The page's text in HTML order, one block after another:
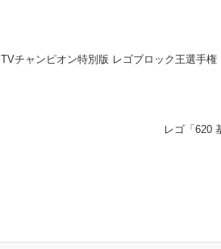
TVチャンピオン特別版 レゴブロック王選手権
レゴ「620